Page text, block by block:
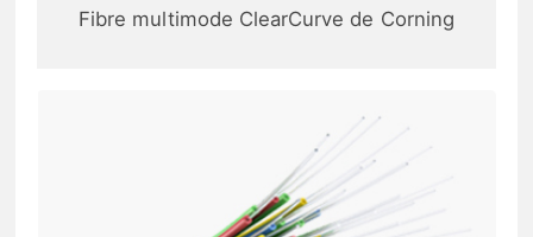
Fibre multimode ClearCurve de Corning